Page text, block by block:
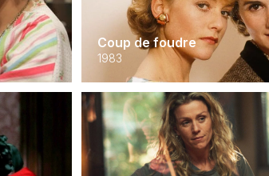
Coup de foudre
1983